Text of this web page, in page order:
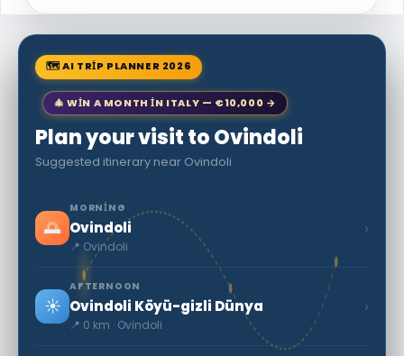
🗺 AI TRIP PLANNER 2026
🎄 WIN A MONTH IN ITALY — €10,000 →
Plan your visit to Ovindoli
Suggested itinerary near Ovindoli
🌅
MORNING
Ovindoli
📍 Ovindoli
›
☀️
AFTERNOON
Ovindoli Köyü-gizli Dünya
📍 0 km · Ovindoli
›